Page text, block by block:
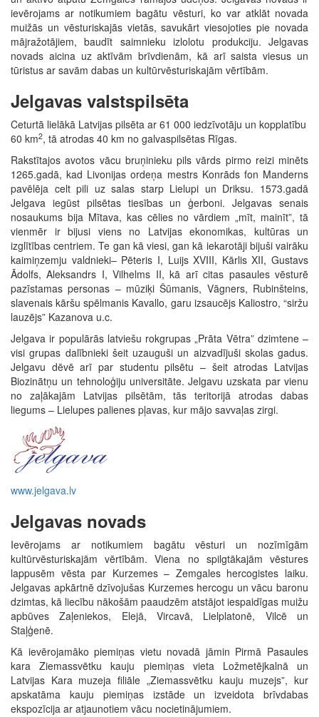
ievērojams ar notikumiem bagātu vēsturi, ko var atklāt novada
muižās un vēsturiskajās vietās, savukārt viesojoties pie novada
mājražotājiem, baudīt saimnieku izlolotu produkciju. Jelgavas
novads aicina uz aktīvām brīvdienām, kā arī saista viesus un
tūristus ar savām dabas un kultūrvēsturiskajām vērtībām.
Jelgavas valstspilsēta
Ceturtā lielākā Latvijas pilsēta ar 61 000 iedzīvotāju un kopplatību
60 km2, tā atrodas 40 km no galvaspilsētas Rīgas.
Rakstītajos avotos vācu bruņinieku pils vārds pirmo reizi minēts
1265.gadā, kad Livonijas ordeņa mestrs Konrāds fon Manderns
pavēlēja celt pili uz salas starp Lielupi un Driksu. 1573.gadā
Jelgava iegūst pilsētas tiesības un ģerboni. Jelgavas senais
nosaukums bija Mītava, kas cēlies no vārdiem „mīt, mainīt”, tā
vienmēr ir bijusi viens no Latvijas ekonomikas, kultūras un
izglītības centriem. Te gan kā viesi, gan kā iekarotāji bijuši vairāku
kaimiņzemju valdnieki– Pēteris I, Luijs XVIII, Kārlis XII, Gustavs
Ādolfs, Aleksandrs I, Vilhelms II, kā arī citas pasaules vēsturē
pazīstamas personas – mūziķi Šūmanis, Vāgners, Rubinšteins,
slavenais kāršu spēlmanis Kavallo, garu izsaucējs Kaliostro, “siržu
lauzējs” Kazanova u.c.
Jelgava ir populārās latviešu rokgrupas „Prāta Vētra” dzimtene –
visi grupas dalībnieki šeit uzauguši un aizvadījuši skolas gadus.
Jelgavu dēvē arī par studentu pilsētu – šeit atrodas Latvijas
Biozinātņu un tehnoloģiju universitāte. Jelgavu uzskata par vienu
no zaļākajām Latvijas pilsētām, tās teritorijā atrodas dabas
liegums – Lielupes palienes pļavas, kur mājo savvaļas zirgi.
www.jelgava.lv
Jelgavas novads
Ievērojams ar notikumiem bagātu vēsturi un nozīmīgām
kultūrvēsturiskajām vērtībām. Viena no spilgtākajām vēstures
lappusēm vēsta par Kurzemes – Zemgales hercogistes laiku.
Jelgavas apkārtnē dzīvojušas Kurzemes hercogu un vācu baronu
dzimtas, kā liecību nākošām paaudzēm atstājot iespaidīgas muižu
apbūves Zaļeniekos, Elejā, Vircavā, Lielplatonē, Vilcē un
Staļģenē.
Kā ievērojamāko piemiņas vietu novadā jāmin Pirmā Pasaules
kara Ziemassvētku kauju piemiņas vieta Ložmetējkalnā un
Latvijas Kara muzeja filiāle „Ziemassvētku kauju muzejs”, kur
apskatāma kauju piemiņas izstāde un izveidota brīvdabas
ekspozīcija ar atjaunotiem vācu nocietinājumiem.